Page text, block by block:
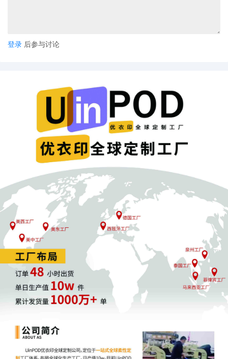
韩系风格在越南年轻消费者中广受欢迎，成为日常着装的首
选。她们偏好合身的服装版型，注重细节设计，如简约可爱
的图案、精致的刺绣等。在颜色选择上，浅色系和柔和色调
更受青睐。
越南的社交媒体和网红“种草”文化对年轻消费者的购买决策产
生了深远影响。她们深受社交媒体和明星效应的驱动，国际
明星如女团组合成员的日常穿着往往成为年轻女性效仿的穿
搭范本。
登录 后参与讨论